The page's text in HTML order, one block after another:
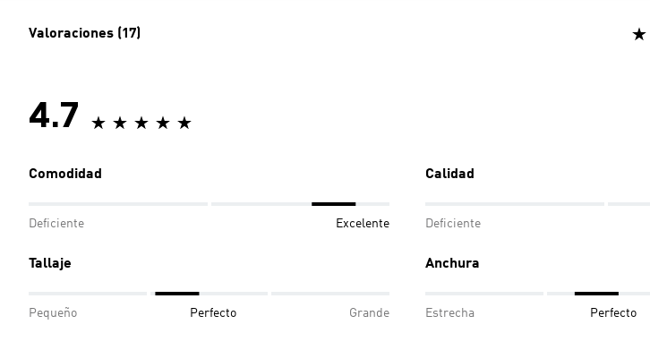
Valoraciones (17)
4.7
Comodidad
Deficiente Excelente
Calidad
Deficiente
Tallaje
Pequeño Perfecto Grande
Anchura
Estrecha Perfecto